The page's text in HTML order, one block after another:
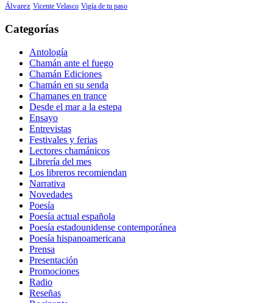
Álvarez Vicente Velasco Vigía de tu paso
Categorías
Antología
Chamán ante el fuego
Chamán Ediciones
Chamán en su senda
Chamanes en trance
Desde el mar a la estepa
Ensayo
Entrevistas
Festivales y ferias
Lectores chamánicos
Librería del mes
Los libreros recomiendan
Narrativa
Novedades
Poesía
Poesía actual española
Poesía estadounidense contemporánea
Poesía hispanoamericana
Prensa
Presentación
Promociones
Radio
Reseñas